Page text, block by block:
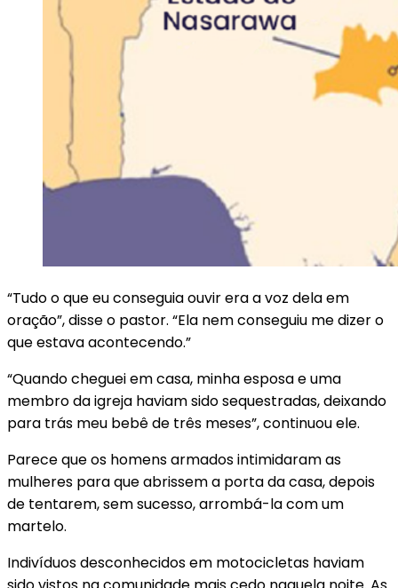
“Tudo o que eu conseguia ouvir era a voz dela em
oração”, disse o pastor. “Ela nem conseguiu me dizer o
que estava acontecendo.”
“Quando cheguei em casa, minha esposa e uma
membro da igreja haviam sido sequestradas, deixando
para trás meu bebê de três meses”, continuou ele.
Parece que os homens armados intimidaram as
mulheres para que abrissem a porta da casa, depois
de tentarem, sem sucesso, arrombá-la com um
martelo.
Indivíduos desconhecidos em motocicletas haviam